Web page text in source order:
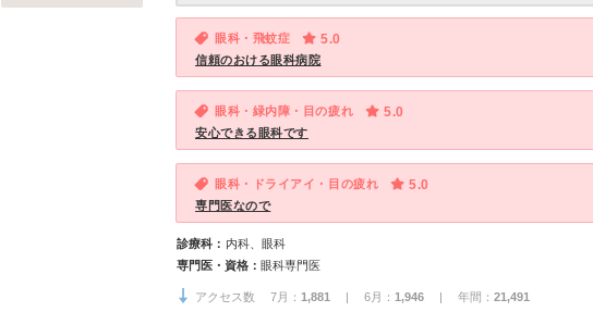
眼科・飛蚊症 5.0
信頼のおける眼科病院
眼科・緑内障・目の疲れ 5.0
安心できる眼科です
眼科・ドライアイ・目の疲れ 5.0
専門医なので
診療科： 内科、眼科
専門医・資格： 眼科専門医
アクセス数 7月： 1,881 | 6月： 1,946 | 年間： 21,491